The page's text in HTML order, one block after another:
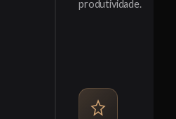
produtividade.